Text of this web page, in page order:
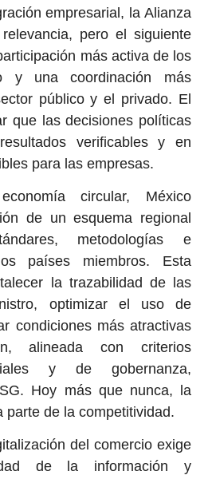
empresarial, la Alianza
pero el siguiente
más activa de los
y una coordinación más
público y el privado. El
que las decisiones políticas
verificables y en
para las empresas.
circular, México
de un esquema regional
metodologías e
países miembros. Esta
la trazabilidad de las
optimizar el uso de
condiciones más atractivas
alineada con criterios
y de gobernanza,
Hoy más que nunca, la
parte de la competitividad.
del comercio exige
de la información y